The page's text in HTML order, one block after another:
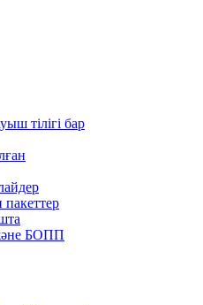
тілігі бар
БОПП